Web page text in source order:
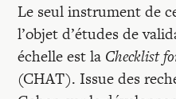
Le seul instrument de
l’objet d’études de
échelle est la Checklist
(CHAT). Issue des